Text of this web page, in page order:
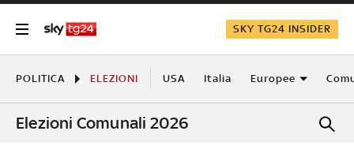
SKY TG24 INSIDER
POLITICA ELEZIONI USA Italia Europee
Elezioni Comunali 2026